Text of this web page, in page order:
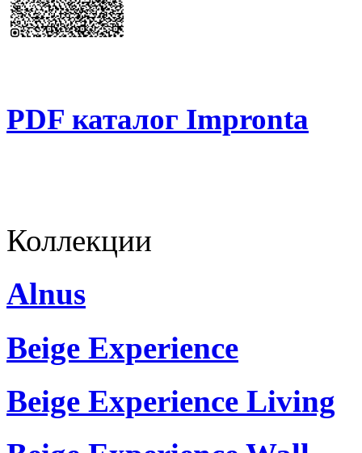
PDF каталог Impronta
Коллекции
Alnus
Beige Experience
Beige Experience Living